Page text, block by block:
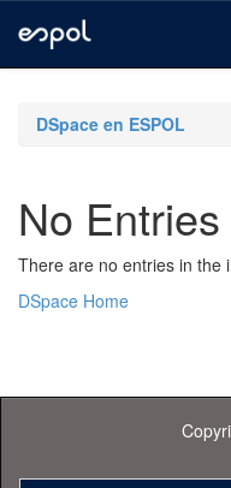
navigationDSpace en ESPOL
No
There are no entries in the
DSpace Home